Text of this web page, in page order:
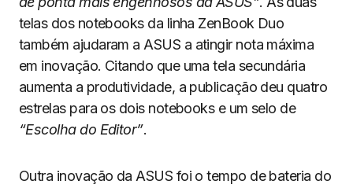
telas dos notebooks da linha ZenBook Duo
também ajudaram a ASUS a atingir nota máxima
em inovação. Citando que uma tela secundária
aumenta a produtividade, a publicação deu quatro
estrelas para os dois notebooks e um selo de
“Escolha do Editor”.
Outra inovação da ASUS foi o tempo de bateria do